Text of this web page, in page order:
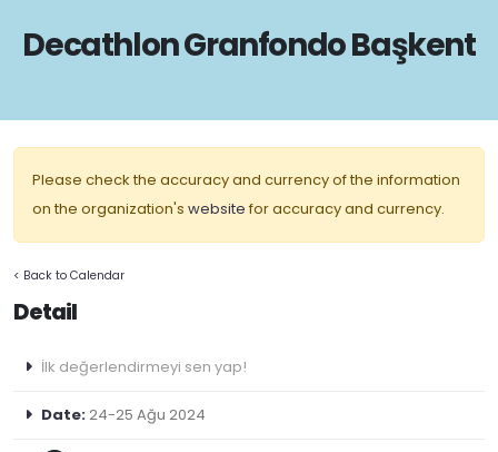
Decathlon Granfondo Başkent
Please check the accuracy and currency of the information
on the organization's website for accuracy and currency.
< Back to Calendar
Detail
İlk değerlendirmeyi sen yap!
Date:24-25 Ağu 2024